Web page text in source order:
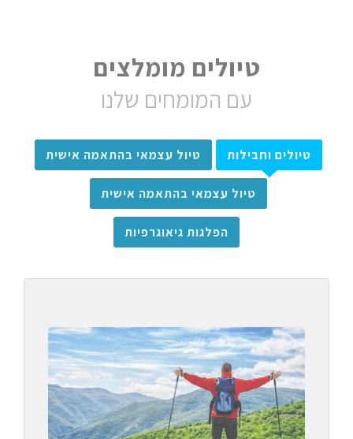
טיולים מומלצים
עם המומחים שלנו
טיולים וחבילות טיול עצמאי בהתאמה אישית
טיול עצמאי בהתאמה אישית
הפלגות גיאוגרפיות